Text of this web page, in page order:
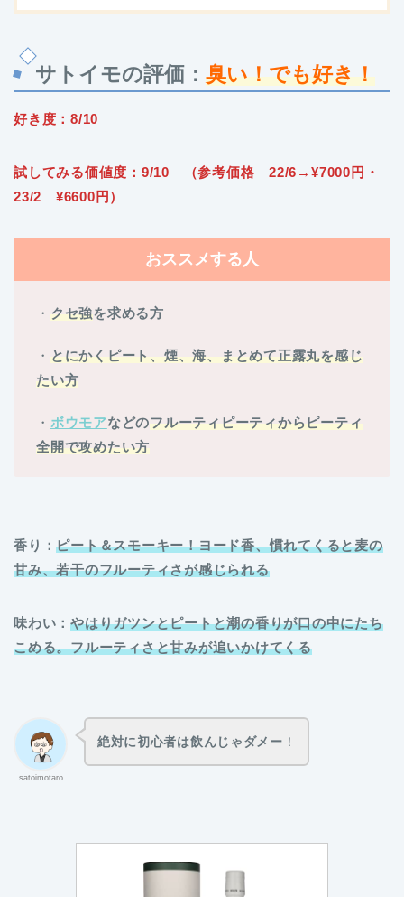
サトイモの評価： 臭い！でも好き！
好き度：8/10
試してみる価値度：9/10 （参考価格 22/6→¥7000円・
23/2 ¥6600円）
おススメする人
・ クセ強を求める方
・ とにかくピート、煙、海、まとめて正露丸を感じ
たい方
・ ボウモアなどのフルーティピーティからピーティ
全開で攻めたい方
香り：ピート＆スモーキー！ヨード香、慣れてくると麦の
甘み、若干のフルーティさが感じられる
味わい：やはりガツンとピートと潮の香りが口の中にたち
こめる。フルーティさと甘みが追いかけてくる
satoimotaro
絶対に初心者は飲んじゃダメー ！